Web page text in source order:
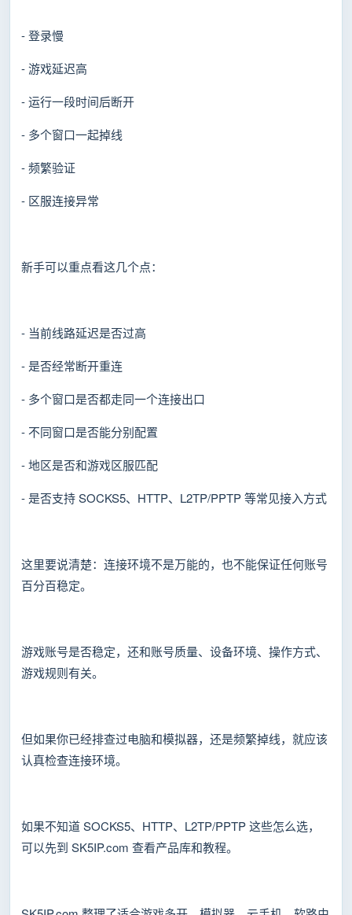
- 登录慢
- 游戏延迟高
- 运行一段时间后断开
- 多个窗口一起掉线
- 频繁验证
- 区服连接异常
新手可以重点看这几个点：
- 当前线路延迟是否过高
- 是否经常断开重连
- 多个窗口是否都走同一个连接出口
- 不同窗口是否能分别配置
- 地区是否和游戏区服匹配
- 是否支持 SOCKS5、HTTP、L2TP/PPTP 等常见接入方式
这里要说清楚：连接环境不是万能的，也不能保证任何账号
百分百稳定。
游戏账号是否稳定，还和账号质量、设备环境、操作方式、
游戏规则有关。
但如果你已经排查过电脑和模拟器，还是频繁掉线，就应该
认真检查连接环境。
如果不知道 SOCKS5、HTTP、L2TP/PPTP 这些怎么选，
可以先到 SK5IP.com 查看产品库和教程。